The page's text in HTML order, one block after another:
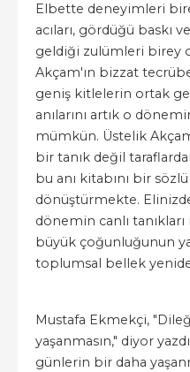
Elbette deneyimleri
acıları, gördüğü baskı
geldiği zulümleri birey
Akçam'ın bizzat
geniş kitlelerin ortak
anılarını artık o
mümkün. Üstelik
bir tanık değil
bu anı kitabını bir
dönüştürmekte.
dönemin canlı
büyük çoğunluğunun
toplumsal bellek
Mustafa Ekmekçi,
yaşanmasın," diyor
günlerin bir daha